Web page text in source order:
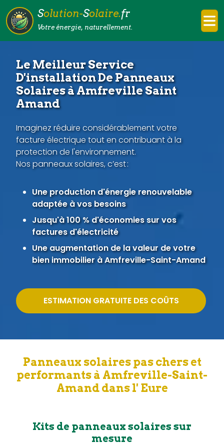
Solution-Solaire.fr
Votre énergie, naturellement.
Le Meilleur Service
D'installation De Panneaux
Solaires à Amfreville Saint
Amand
Imaginez réduire considérablement votre
facture électrique tout en contribuant à la
protection de l'environnement.
Nos panneaux solaires, c’est :
Une production d'énergie renouvelable
adaptée à vos besoins
Jusqu'à 100 % d'économies sur vos
factures d'électricité
Une augmentation de la valeur de votre
bien immobilier à Amfreville-Saint-Amand
ESTIMATION GRATUITE DES COÛTS
Panneaux solaires pas chers et
performants à Amfreville-Saint-
Amand dans l' Eure
Kits de panneaux solaires sur
mesure